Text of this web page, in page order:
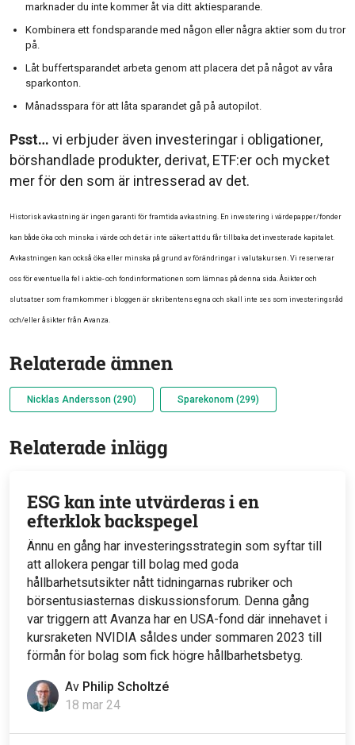
marknader du inte kommer åt via ditt aktiesparande.
Kombinera ett fondsparande med någon eller några aktier som du tror
på.
Låt buffertsparandet arbeta genom att placera det på något av våra
sparkonton.
Månadsspara för att låta sparandet gå på autopilot.
Psst… vi erbjuder även investeringar i obligationer,
börshandlade produkter, derivat, ETF:er och mycket
mer för den som är intresserad av det.
Historisk avkastning är ingen garanti för framtida avkastning. En investering i värdepapper/fonder
kan både öka och minska i värde och det är inte säkert att du får tillbaka det investerade kapitalet.
Avkastningen kan också öka eller minska på grund av förändringar i valutakursen. Vi reserverar
oss för eventuella fel i aktie- och fondinformationen som lämnas på denna sida. Åsikter och
slutsatser som framkommer i bloggen är skribentens egna och skall inte ses som investeringsråd
och/eller åsikter från Avanza.
Relaterade ämnen
Nicklas Andersson (290) Sparekonom (299)
Relaterade inlägg
Av Philip Scholtzé
18 mar 24
ESG kan inte utvärderas i en
efterklok backspegel
Ännu en gång har investeringsstrategin som syftar till
att allokera pengar till bolag med goda
hållbarhetsutsikter nått tidningarnas rubriker och
börsentusiasternas diskussionsforum. Denna gång
var triggern att Avanza har en USA-fond där innehavet i
kursraketen NVIDIA såldes under sommaren 2023 till
förmån för bolag som fick högre hållbarhetsbetyg.